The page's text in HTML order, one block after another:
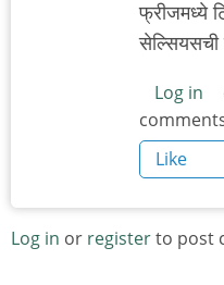
फ्रीजमध्ये
सेल्सियसची
Log in
Like
Log in or registerto post